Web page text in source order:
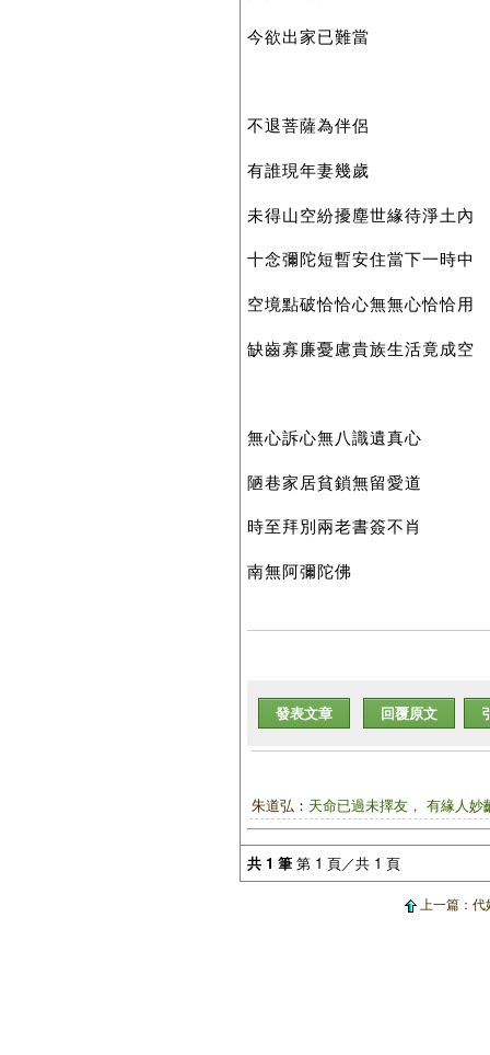
今欲出家已難當
不退菩薩為伴侶
有誰現年妻幾歲
未得山空紛擾塵世緣待淨土內
十念彌陀短暫安住當下一時中
空境點破恰恰心無無心恰恰用
缺齒寡廉憂慮貴族生活竟成空
無心訴心無八識遺真心
陋巷家居貧鎖無留愛道
時至拜別兩老書簽不肖
南無阿彌陀佛
發表文章 回覆原文
朱道弘 ： 天命已過未擇友， 有緣人
共 1 筆 第 1 頁／共 1 頁
上一篇：